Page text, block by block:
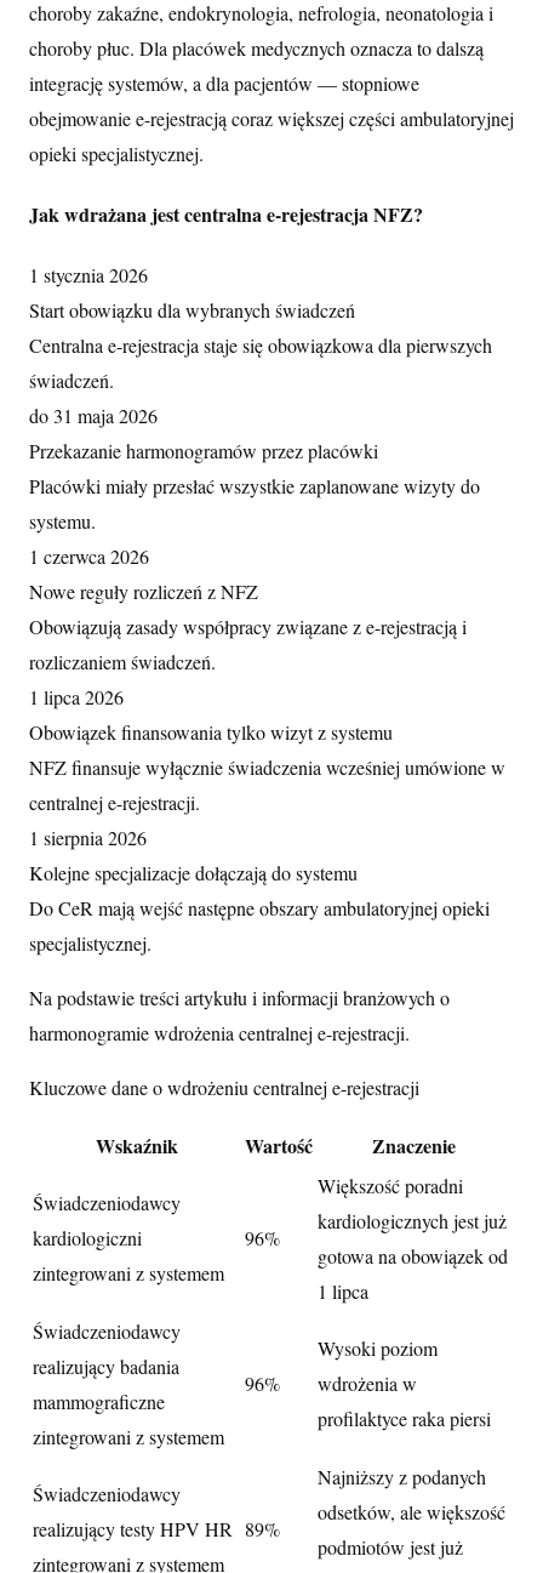
choroby zakaźne, endokrynologia, nefrologia, neonatologia i
choroby płuc. Dla placówek medycznych oznacza to dalszą
integrację systemów, a dla pacjentów — stopniowe
obejmowanie e-rejestracją coraz większej części ambulatoryjnej
opieki specjalistycznej.
Jak wdrażana jest centralna e-rejestracja NFZ?
1 stycznia 2026
Start obowiązku dla wybranych świadczeń
Centralna e-rejestracja staje się obowiązkowa dla pierwszych
świadczeń.
do 31 maja 2026
Przekazanie harmonogramów przez placówki
Placówki miały przesłać wszystkie zaplanowane wizyty do
systemu.
1 czerwca 2026
Nowe reguły rozliczeń z NFZ
Obowiązują zasady współpracy związane z e-rejestracją i
rozliczaniem świadczeń.
1 lipca 2026
Obowiązek finansowania tylko wizyt z systemu
NFZ finansuje wyłącznie świadczenia wcześniej umówione w
centralnej e-rejestracji.
1 sierpnia 2026
Kolejne specjalizacje dołączają do systemu
Do CeR mają wejść następne obszary ambulatoryjnej opieki
specjalistycznej.
Na podstawie treści artykułu i informacji branżowych o
harmonogramie wdrożenia centralnej e-rejestracji.
Kluczowe dane o wdrożeniu centralnej e-rejestracji
Wskaźnik Wartość Znaczenie
Świadczeniodawcy
kardiologiczni
zintegrowani z systemem
96%
Większość poradni
kardiologicznych jest już
gotowa na obowiązek od
1 lipca
Świadczeniodawcy
realizujący badania
mammograficzne
zintegrowani z systemem
96%
Wysoki poziom
wdrożenia w
profilaktyce raka piersi
Świadczeniodawcy
realizujący testy HPV HR
zintegrowani z systemem
89%
Najniższy z podanych
odsetków, ale większość
podmiotów jest już